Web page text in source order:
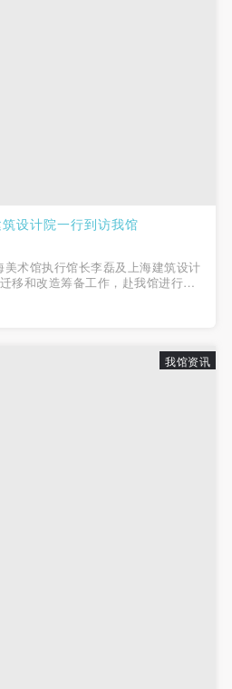
设计院一行到访我馆
术馆执行馆长李磊及上海建筑设计
移和改造筹备工作，赴我馆进行参
了曾任中央美术学院续建工程办公
，现任中国美术馆副馆长谢小凡，
我馆资讯